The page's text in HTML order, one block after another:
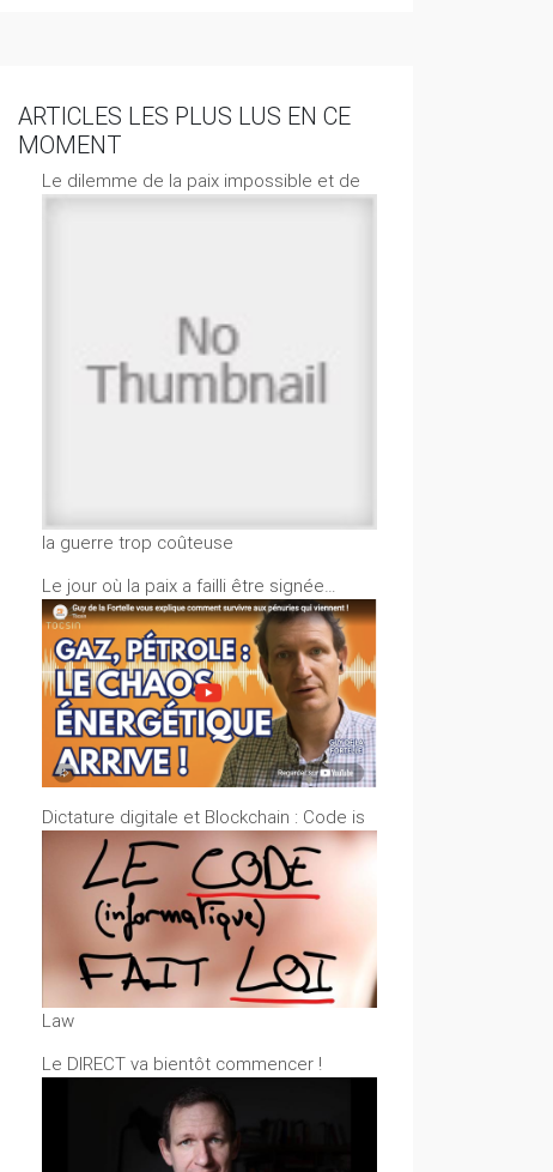
ARTICLES LES PLUS LUS EN CE
MOMENT
Le dilemme de la paix impossible et de
la guerre trop coûteuse
Le jour où la paix a failli être signée…
Dictature digitale et Blockchain : Code is
Law
Le DIRECT va bientôt commencer !